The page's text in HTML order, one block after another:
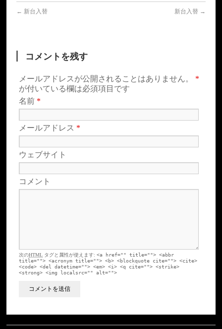
← 新台入替 新台入替 →
コメントを残す
メールアドレスが公開されることはありません。 *
が付いている欄は必須項目です
名前 *
メールアドレス *
ウェブサイト
コメント
次のHTML タグと属性が使えます:<a href="" title=""> <abbr
title=""> <acronym title=""> <b> <blockquote cite=""> <cite>
<code> <del datetime=""> <em> <i> <q cite=""> <strike>
<strong> <img localsrc="" alt="">